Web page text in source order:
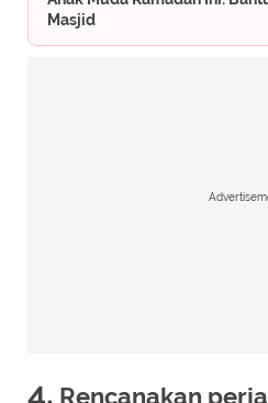
Masjid
4. Rencanakan